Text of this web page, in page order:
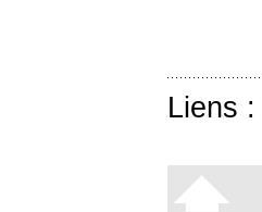
Liens :